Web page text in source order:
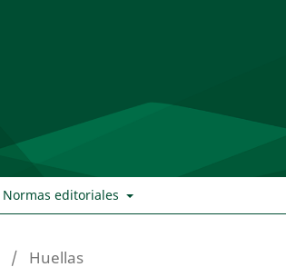
Normas editoriales
/ Huellas